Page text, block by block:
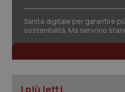
Sanità digitale per garantire
sostenibilità. Ma servono
I più letti
tracking-enable